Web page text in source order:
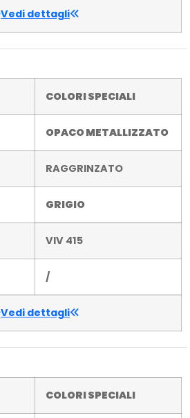
Vedi dettagli
COLORI SPECIALI
OPACO METALLIZZATO
RAGGRINZATO
GRIGIO
VIV 415
/
Vedi dettagli
COLORI SPECIALI